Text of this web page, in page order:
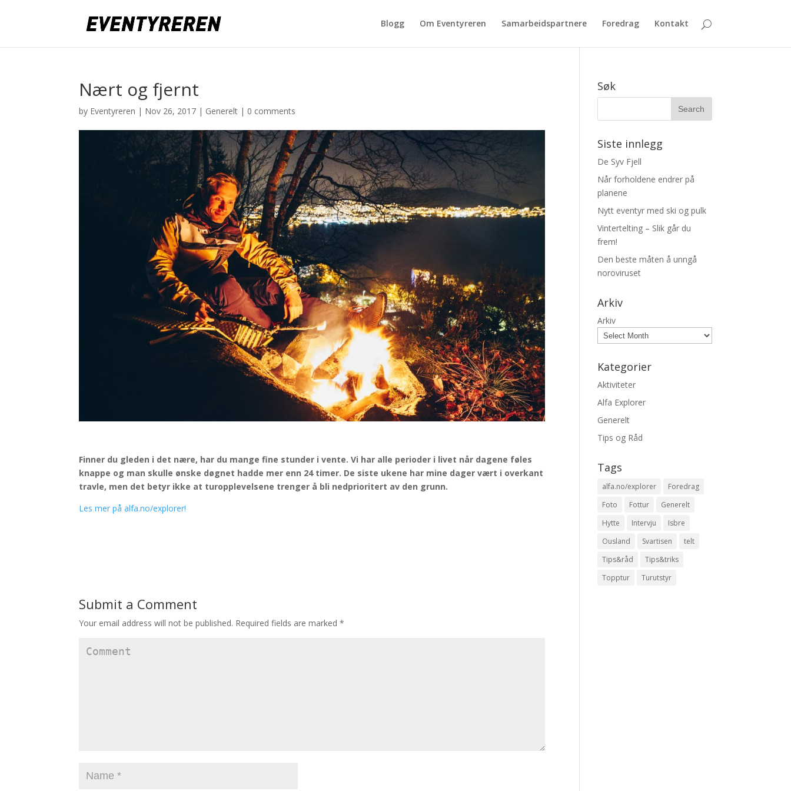
Blogg Om Eventyreren Samarbeidspartnere Foredrag Kontakt
Nært og fjernt
by Eventyreren | Nov 26, 2017 | Generelt | 0 comments
Finner du gleden i det nære, har du mange fine stunder i vente.Vi har alle perioder i livet når dagene føles
knappe og man skulle ønske døgnet hadde mer enn 24 timer. De siste ukene har mine dager vært i overkant
travle, men det betyr ikke at turopplevelsene trenger å bli nedprioritert av den grunn.
Les mer på alfa.no/explorer!
Submit a Comment
Your email address will not be published. Required fields are marked*
Søk
Siste innlegg
De Syv Fjell
Når forholdene endrer på
planene
Nytt eventyr med ski og pulk
Vintertelting – Slik går du
frem!
Den beste måten å unngå
noroviruset
Arkiv
Arkiv
Kategorier
Aktiviteter
Alfa Explorer
Generelt
Tips og Råd
Tags
alfa.no/explorer
Foredrag
Foto
Fottur
Generelt
Hytte
Intervju
Isbre
Ousland
Svartisen
telt
Tips&råd
Tips&triks
Topptur
Turutstyr